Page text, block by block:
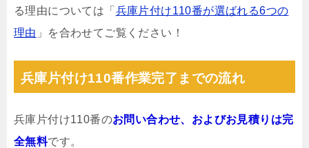
る理由については「 兵庫片付け110番が選ばれる6つの
理由 」を合わせてご覧ください！
兵庫片付け110番作業完了までの流れ
兵庫片付け110番のお問い合わせ、およびお見積りは完
全無料です。